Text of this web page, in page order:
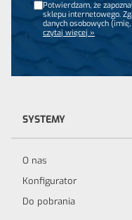
SYSTEMY
O nas
Konfigurator
Do pobrania
Potwierdzam, że
sklepu internetowego.
danych osobowych
czytaj więcej »